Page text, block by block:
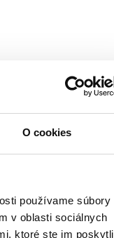
O cookies
používame súbory
v oblasti sociálnych
ktoré ste im poskytli